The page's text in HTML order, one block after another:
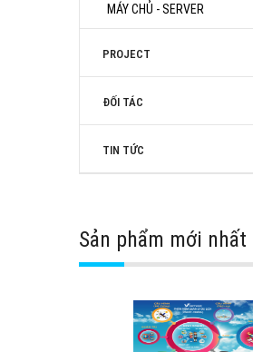
MÁY CHỦ - SERVER
PROJECT
ĐỐI TÁC
TIN TỨC
Sản phẩm mới nhất